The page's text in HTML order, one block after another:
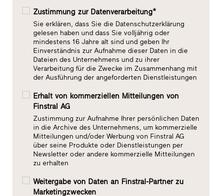
Zustimmung zur Datenverarbeitung*
Sie erklären, dass Sie die Datenschutzerklärung
gelesen haben und dass Sie volljährig oder
mindestens 16 Jahre alt sind und geben Ihr
Einverständnis zur Aufnahme dieser Daten in die
Dateien des Unternehmens und zu ihrer
Verarbeitung für die Zwecke im Zusammenhang mit
der Ausführung der angeforderten Dienstleistungen
Erhalt von kommerziellen Mitteilungen von
Finstral AG
Zustimmung zur Aufnahme Ihrer persönlichen Daten
in die Archive des Unternehmens, um kommerzielle
Mitteilungen und/oder Werbung von Finstral AG
über seine Produkte oder Dienstleistungen per
Newsletter oder andere kommerzielle Mitteilungen
zu erhalten
Weitergabe von Daten an Finstral-Partner zu
Marketingzwecken